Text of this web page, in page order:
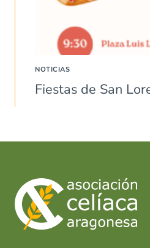
NOTICIAS
Fiestas de San